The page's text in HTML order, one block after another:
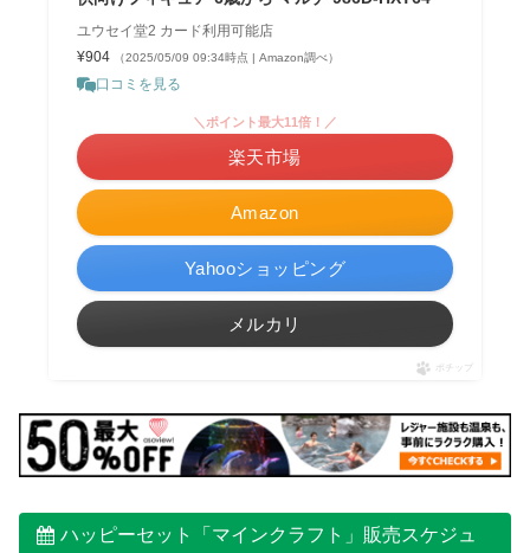
ユウセイ堂2 カード利用可能店
¥904
（2025/05/09 09:34時点 | Amazon調べ）
口コミを見る
Amazon
＼ポイント最大11倍！／
楽天市場
Yahooショッピング
メルカリ
ポチップ
ハッピーセット「マインクラフト」販売スケジュ